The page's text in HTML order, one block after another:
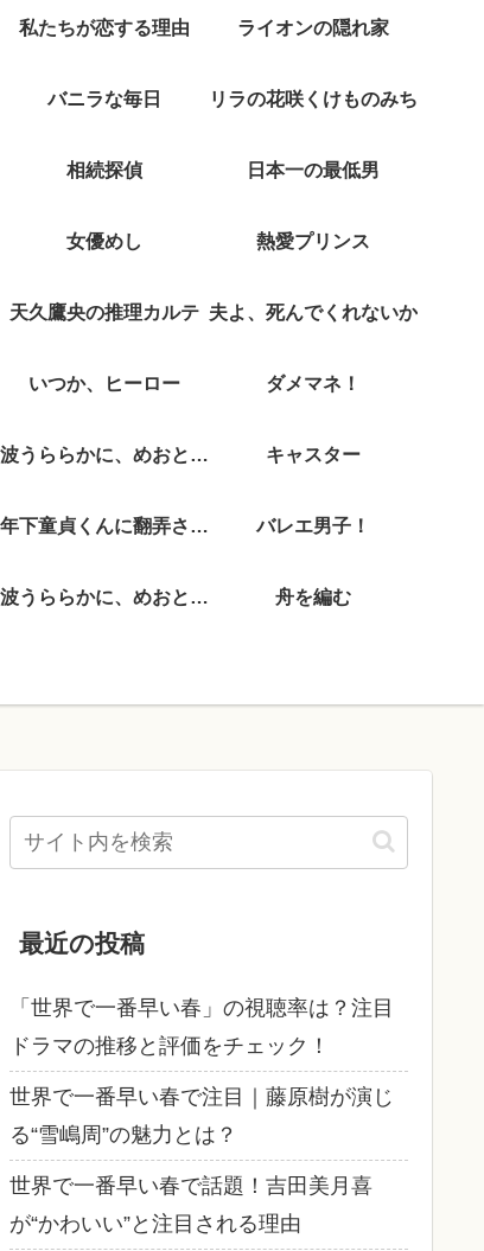
私たちが恋する理由 ライオンの隠れ家
バニラな毎日 リラの花咲くけものみち
相続探偵 日本一の最低男
女優めし 熱愛プリンス
天久鷹央の推理カルテ 夫よ、死んでくれないか
いつか、ヒーロー ダメマネ！
波うららかに、めおと日和 キャスター
年下童貞くんに翻弄されてます バレエ男子！
波うららかに、めおと日和 舟を編む
最近の投稿
「世界で一番早い春」の視聴率は？注目
ドラマの推移と評価をチェック！
世界で一番早い春で注目｜藤原樹が演じ
る“雪嶋周”の魅力とは？
世界で一番早い春で話題！吉田美月喜
が“かわいい”と注目される理由